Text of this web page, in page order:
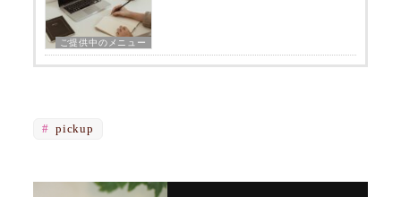
ご提供中のメニュー
pickup